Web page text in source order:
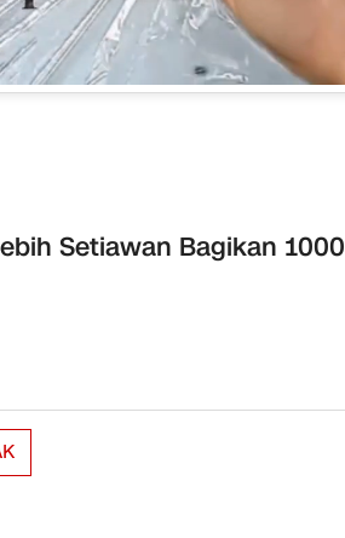
Setiawan Bagikan 1000